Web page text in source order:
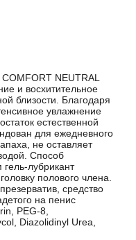
NEUTRAL
и восхитительное
близости. Благодаря
увлажнение
естественной
для ежедневного
не оставляет
Способ
лубрикант
полового члена.
средство
на пенис
PEG-8,
Diazolidinyl Urea,